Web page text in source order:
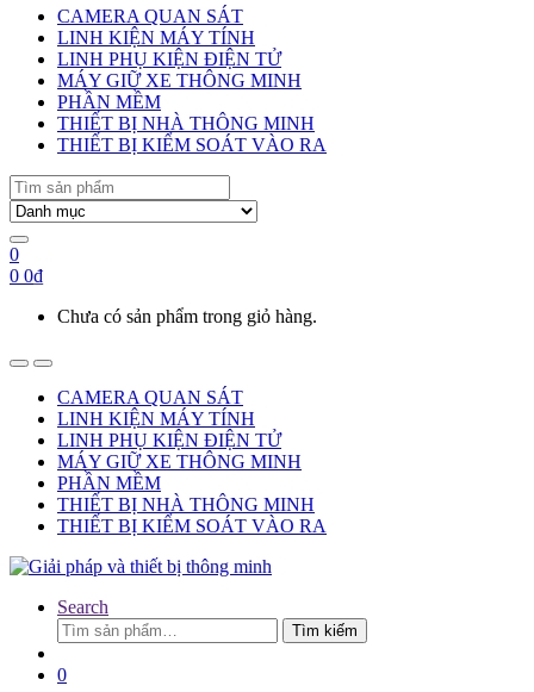
CAMERA QUAN SÁT
LINH KIỆN MÁY TÍNH
LINH PHỤ KIỆN ĐIỆN TỬ
MÁY GIỮ XE THÔNG MINH
PHẦN MỀM
THIẾT BỊ NHÀ THÔNG MINH
THIẾT BỊ KIỂM SOÁT VÀO RA
Search
for:
0
0 0₫
Chưa có sản phẩm trong giỏ hàng.
OpenClose
CAMERA QUAN SÁT
LINH KIỆN MÁY TÍNH
LINH PHỤ KIỆN ĐIỆN TỬ
MÁY GIỮ XE THÔNG MINH
PHẦN MỀM
THIẾT BỊ NHÀ THÔNG MINH
THIẾT BỊ KIỂM SOÁT VÀO RA
Search
Tìm
kiếm:
Tìm kiếm
0